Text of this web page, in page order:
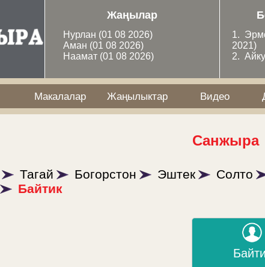
Жаңылар
Нурлан (01 08 2026)
Аман (01 08 2026)
Наамат (01 08 2026)
1.
2021)
2.
Макалалар Жаңылыктар Видео
Санжыра
Тагай Богорстон Эштек Солто
Байтик